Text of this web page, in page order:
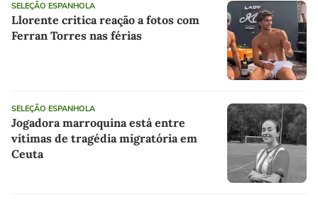
SELEÇÃO ESPANHOLA
Llorente critica reação a fotos com
Ferran Torres nas férias
SELEÇÃO ESPANHOLA
Jogadora marroquina está entre
vítimas de tragédia migratória em
Ceuta